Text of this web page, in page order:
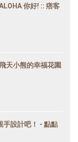
你好! :: 痞客
天小熊的幸福花園
手設計吧！ - 點點